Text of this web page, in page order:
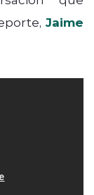
Jaime